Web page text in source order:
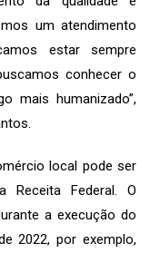
um atendimento
estar sempre
conhecer o
mais humanizado”,
local pode ser
Receita Federal. O
a execução do
2022, por exemplo,